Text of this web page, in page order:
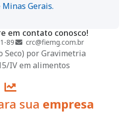
Seco) por Gravimetria
IV em alimentos
sua empresa
Minas Gerais.
em contato conosco!
89 crc@fiemg.com.br